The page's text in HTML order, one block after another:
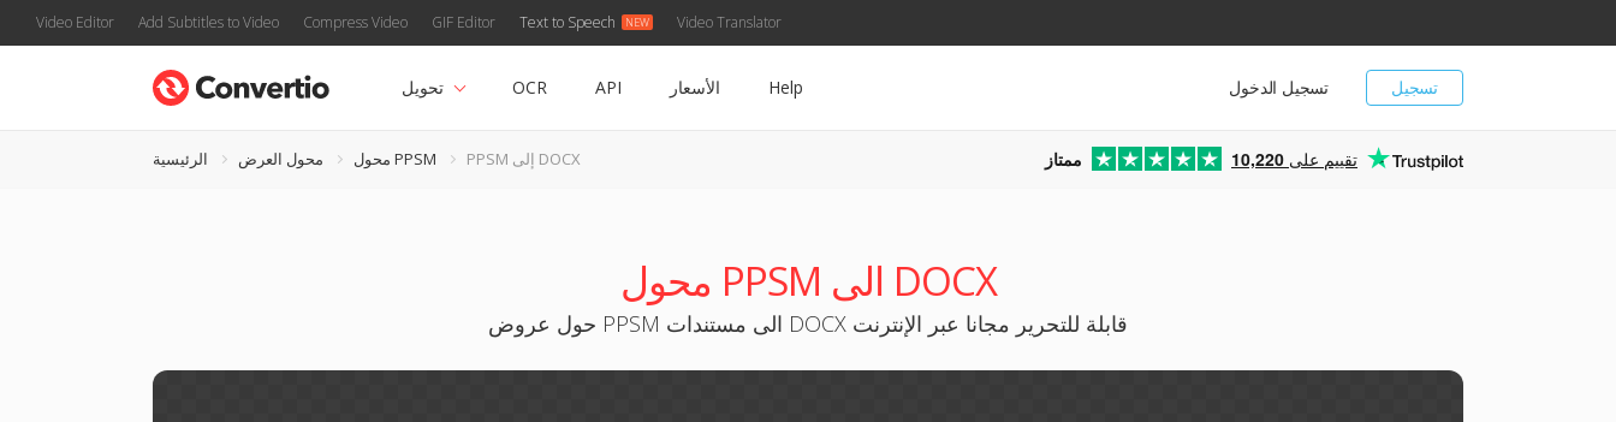
Video Editor Add Subtitles to Video Compress Video GIF Editor Text to Speech Video Translator
تسجيل تسجيل الدخول تحويل OCR API الأسعار Help
الرئيسية محول العرض محول PPSM PPSM إلى DOCX ممتاز 10,220 تقييم على
محول PPSM الى DOCX
حول عروض PPSM الى مستندات DOCX قابلة للتحرير مجانا عبر الإنترنت